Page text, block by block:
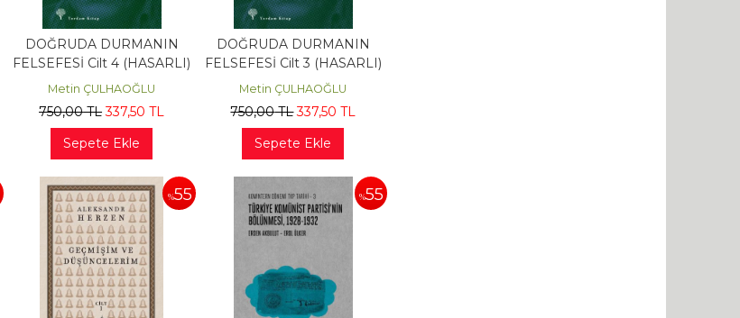
DOĞRUDA DURMANIN
FELSEFESİ Cilt 4 (HASARLI)
Metin ÇULHAOĞLU
750,00TL 337,50 TL
Sepete Ekle
DOĞRUDA DURMANIN
FELSEFESİ Cilt 3 (HASARLI)
Metin ÇULHAOĞLU
750,00TL 337,50 TL
Sepete Ekle
%55 %55